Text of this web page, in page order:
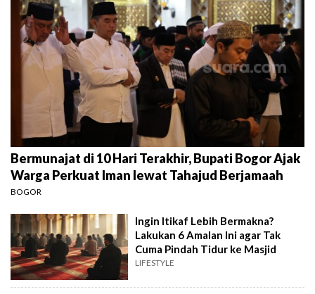
Bermunajat di 10 Hari Terakhir, Bupati Bogor Ajak
Warga Perkuat Iman lewat Tahajud Berjamaah
BOGOR
Ingin Itikaf Lebih Bermakna?
Lakukan 6 Amalan Ini agar Tak
Cuma Pindah Tidur ke Masjid
LIFESTYLE